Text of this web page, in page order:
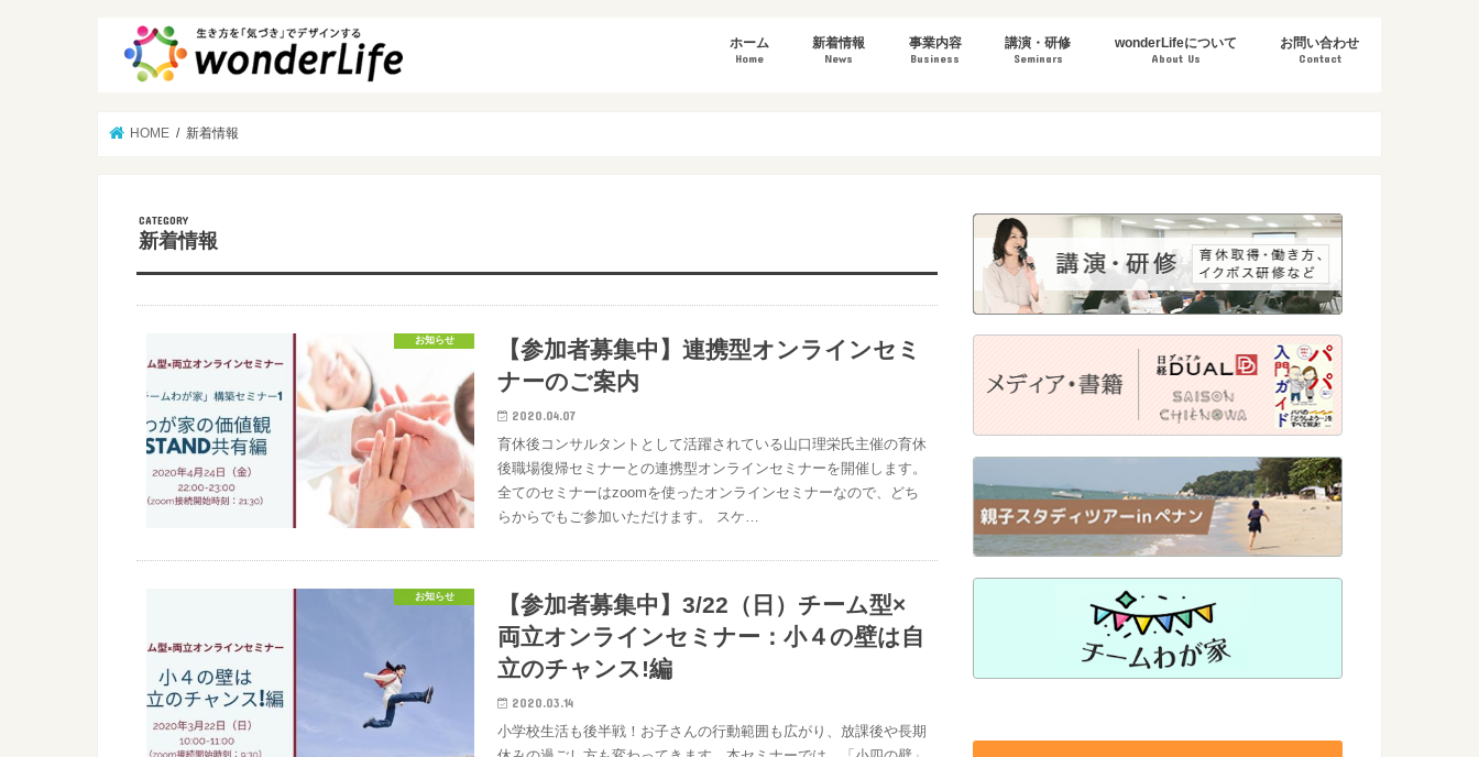
ホーム
Home
新着情報
News
事業内容
Business
講演・研修
Seminars
wonderLifeについて
About Us
お問い合わせ
Contact
HOME 新着情報
CATEGORY
新着情報
お知らせ
【参加者募集中】連携型オンラインセミ
ナーのご案内
2020.04.07
育休後コンサルタントとして活躍されている山口理栄氏主催の育休
後職場復帰セミナーとの連携型オンラインセミナーを開催します。
全てのセミナーはzoomを使ったオンラインセミナーなので、どち
らからでもご参加いただけます。 スケ…
お知らせ
【参加者募集中】3/22（日）チーム型×
両立オンラインセミナー：小４の壁は自
立のチャンス!編
2020.03.14
小学校生活も後半戦！お子さんの行動範囲も広がり、放課後や長期